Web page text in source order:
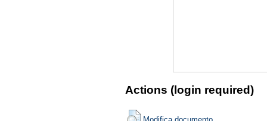
Actions (login required)